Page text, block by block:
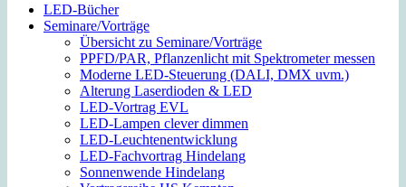
LED-Bücher
Seminare/Vorträge
Übersicht zu Seminare/Vorträge
PPFD/PAR, Pflanzenlicht mit Spektrometer messen
Moderne LED-Steuerung (DALI, DMX uvm.)
Alterung Laserdioden & LED
LED-Vortrag EVL
LED-Lampen clever dimmen
LED-Leuchtenentwicklung
LED-Fachvortrag Hindelang
Sonnenwende Hindelang